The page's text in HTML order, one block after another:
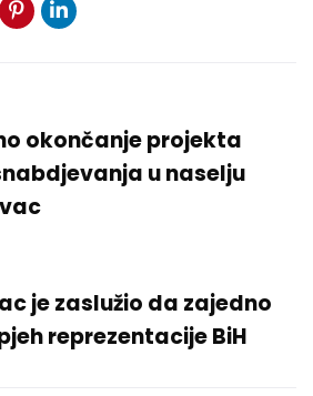
okončanje projekta
u naselju
je zaslužio da zajedno
reprezentacije BiH